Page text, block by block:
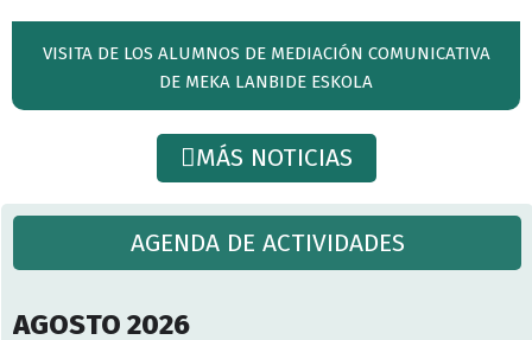
VISITA DE LOS ALUMNOS DE MEDIACIÓN COMUNICATIVA
DE MEKA LANBIDE ESKOLA
MÁS NOTICIAS
AGENDA DE ACTIVIDADES
AGOSTO 2026